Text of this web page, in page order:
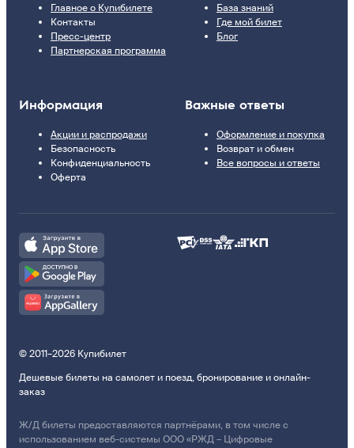
Главное о Купибилете
Контакты
Пресс-центр
Партнерская программа
База знаний
Где мой билет
Блог
Информация
Акции и распродажи
Безопасность
Конфиденциальность
Оферта
Важные ответы
Оформление и покупка
Возврат и обмен
Все вопросы и ответы
© 2011–2026 Купибилет
Дешевые билеты на самолет и поезд, бронирование и онлайн-
заказ
Ж/Д билеты предоставляются партнёрами, в том числе с
использованием веб-системы ООО «РЖД – Цифровые